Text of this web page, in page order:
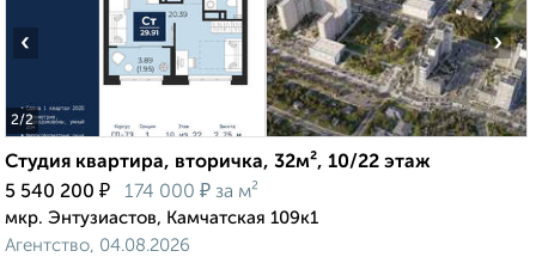
2/2
‹ ›
Студия квартира, вторичка, 32м², 10/22 этаж
5 540 200 ₽ 174 000 ₽ за м²
мкр. Энтузиастов, Камчатская 109к1
Агентство, 04.08.2026